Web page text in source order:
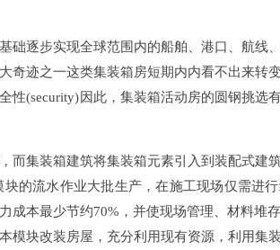
逐步实现全球范围内的船舶、港口、航线
奇迹之一这类集装箱房短期内内看不出来转
性(security)因此，集装箱活动房的圆钢挑选
集装箱建筑将集装箱元素引入到装配式建
的流水作业大批生产，在施工现场仅需进
成本最少节约70%，并使现场管理、材料堆
块改装房屋，充分利用现有资源，利用集